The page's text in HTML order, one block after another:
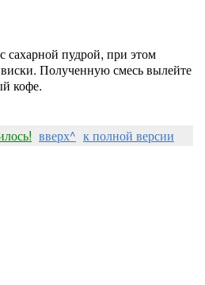
сахарной пудрой, при этом
Полученную смесь вылейте
кофе.
вверх^ к полной версии